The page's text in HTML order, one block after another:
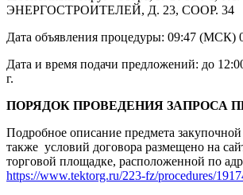
ЭНЕРГОСТРОИТЕЛЕЙ, Д. 23, СООР. 34
Дата объявления процедуры: 09:47 (МСК)
Дата и время подачи предложений: до
г.
ПОРЯДОК ПРОВЕДЕНИЯ ЗАПРОСА
Подробное описание предмета
также условий договора размещено на
торговой площадке, расположенной по
https://www.tektorg.ru/223-fz/procedures/